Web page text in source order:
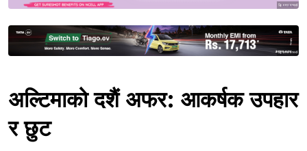
Sponsored
Sponsored
अल्टिमाको दशैं अफर: आकर्षक उपहार
र छुट